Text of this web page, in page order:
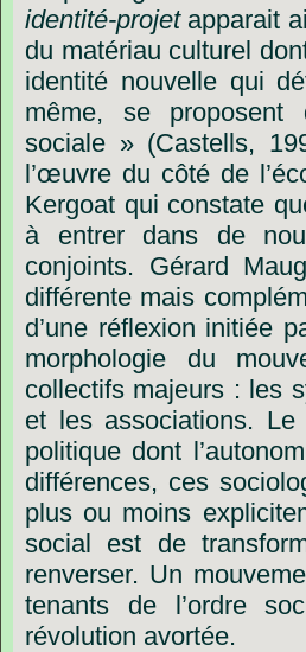
identité-projet apparait
du matériau culturel
identité nouvelle qui
même,
se proposent
sociale » (Castells,
l’œuvre du côté de
Kergoat qui constate
à
entrer dans de
conjoints. Gérard
différente mais
d’une réflexion initiée
morphologie
du
collectifs majeurs : les
et les associations. Le
politique dont
différences, ces
plus ou moins
social est de
renverser. Un
tenants
de l’ordre
révolution avortée.